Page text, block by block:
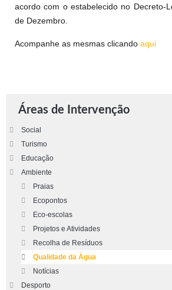
acordo com o estabelecido no Decreto-
de Dezembro.
Acompanhe as mesmas clicando aqui
Áreas de Intervenção
Social
Turismo
Educação
Ambiente
Praias
Ecopontos
Eco-escolas
Projetos e Atividades
Recolha de Resíduos
Qualidade da Água
Notícias
Desporto